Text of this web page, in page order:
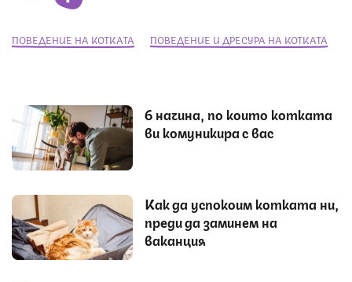
ПОВЕДЕНИЕ НА КОТКАТА ПОВЕДЕНИЕ И ДРЕСУРА НА КОТКАТА
6 начина, по които котката
ви комуникира с вас
Как да успокоим котката ни,
преди да заминем на
ваканция